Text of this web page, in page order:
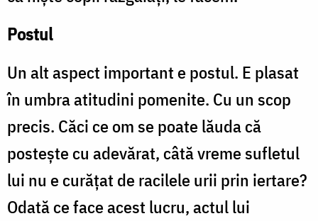
Postul
Un alt aspect important e postul. E plasat
în umbra atitudini pomenite. Cu un scop
precis. Căci ce om se poate lăuda că
postește cu adevărat, câtă vreme sufletul
lui nu e curățat de racilele urii prin iertare?
Odată ce face acest lucru, actul lui